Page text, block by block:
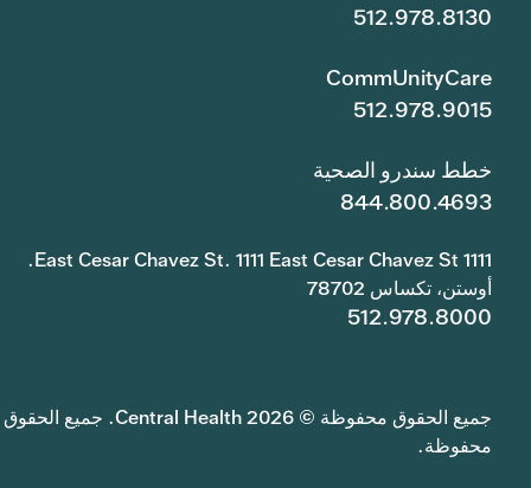
512.978.8130
CommUnityCare
512.978.9015
خطط سندرو الصحية
844.800.4693
1111 East Cesar Chavez St. 1111 East Cesar Chavez St.
أوستن، تكساس 78702
512.978.8000
جميع الحقوق محفوظة © 2026 Central Health. جميع الحقوق
محفوظة.